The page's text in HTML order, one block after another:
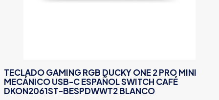
TECLADO GAMING RGB DUCKY ONE 2 PRO MINI
MECÁNICO USB-C ESPAÑOL SWITCH CAFÉ
DKON2061ST-BESPDWWT2 BLANCO